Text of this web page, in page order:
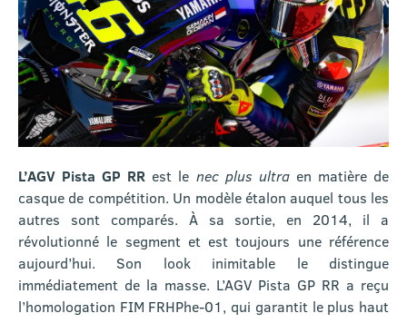
L’AGV Pista GP RR est le nec plus ultraen matière de
casque de compétition. Un modèle étalon auquel tous les
autres sont comparés. À sa sortie, en 2014, il a
révolutionné le segment et est toujours une référence
aujourd’hui. Son look inimitable le distingue
immédiatement de la masse. L’AGV Pista GP RR a reçu
l’homologation FIM FRHPhe-01, qui garantit le plus haut